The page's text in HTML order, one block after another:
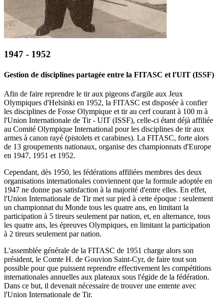
1947 - 1952
Gestion de disciplines partagée entre la FITASC et l'UIT (ISSF)
Afin de faire reprendre le tir aux pigeons d'argile aux Jeux
Olympiques d'Helsinki en 1952, la FITASC est disposée à confier
les disciplines de Fosse Olympique et tir au cerf courant à 100 m à
l'Union Internationale de Tir - UIT (ISSF), celle-ci étant déjà affiliée
au Comité Olympique International pour les disciplines de tir aux
armes à canon rayé (pistolets et carabines). La FITASC, forte alors
de 13 groupements nationaux, organise des championnats d'Europe
en 1947, 1951 et 1952.
Cependant, dès 1950, les fédérations affiliées membres des deux
organisations internationales conviennent que la formule adoptée en
1947 ne donne pas satisfaction à la majorité d'entre elles. En effet,
l'Union Internationale de Tir met sur pied à cette époque : seulement
un championnat du Monde tous les quatre ans, en limitant la
participation à 5 tireurs seulement par nation, et, en alternance, tous
les quatre ans, les épreuves Olympiques, en limitant la participation
à 2 tireurs seulement par nation.
L'assemblée générale de la FITASC de 1951 charge alors son
président, le Comte H. de Gouvion Saint-Cyr, de faire tout son
possible pour que puissent reprendre effectivement les compétitions
internationales annuelles aux plateaux sous l'égide de la fédération.
Dans ce but, il devenait nécessaire de trouver une entente avec
l'Union Internationale de Tir.